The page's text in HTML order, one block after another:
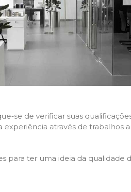
se de verificar suas
através de trabalhos
para ter uma ideia da qualidade